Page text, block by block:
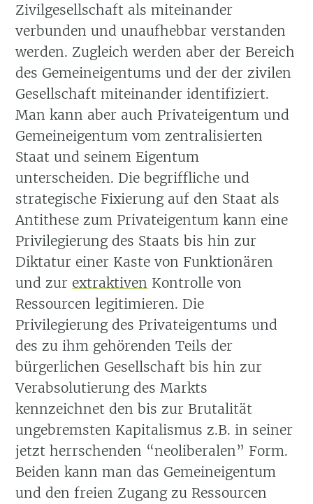
Zivilgesellschaft als miteinander
verbunden und unaufhebbar verstanden
werden. Zugleich werden aber der Bereich
des Gemeineigentums und der der zivilen
Gesellschaft miteinander identifiziert.
Man kann aber auch Privateigentum und
Gemeineigentum vom zentralisierten
Staat und seinem Eigentum
unterscheiden. Die begriffliche und
strategische Fixierung auf den Staat als
Antithese zum Privateigentum kann eine
Privilegierung des Staats bis hin zur
Diktatur einer Kaste von Funktionären
und zur extraktiven Kontrolle von
Ressourcen legitimieren. Die
Privilegierung des Privateigentums und
des zu ihm gehörenden Teils der
bürgerlichen Gesellschaft bis hin zur
Verabsolutierung des Markts
kennzeichnet den bis zur Brutalität
ungebremsten Kapitalismus z.B. in seiner
jetzt herrschenden “neoliberalen” Form.
Beiden kann man das Gemeineigentum
und den freien Zugang zu Ressourcen